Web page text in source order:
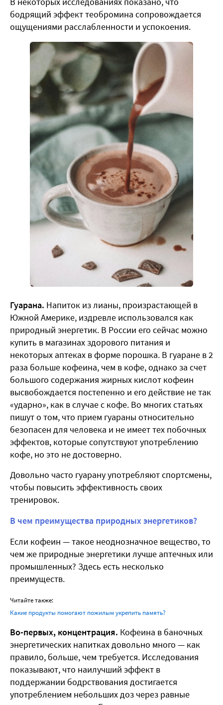
бодрящий эффект теобромина сопровождается
ощущениями расслабленности и успокоения.
Гуарана. Напиток из лианы, произрастающей в
Южной Америке, издревле использовался как
природный энергетик. В России его сейчас можно
купить в магазинах здорового питания и
некоторых аптеках в форме порошка. В гуаране в 2
раза больше кофеина, чем в кофе, однако за счет
большого содержания жирных кислот кофеин
высвобождается постепенно и его действие не так
«ударно», как в случае с кофе. Во многих статьях
пишут о том, что прием гуараны относительно
безопасен для человека и не имеет тех побочных
эффектов, которые сопутствуют употреблению
кофе, но это не достоверно.
Довольно часто гуарану употребляют спортсмены,
чтобы повысить эффективность своих
тренировок.
В чем преимущества природных энергетиков?
Если кофеин — такое неоднозначное вещество, то
чем же природные энергетики лучше аптечных или
промышленных? Здесь есть несколько
преимуществ.
Читайте также:
Какие продукты помогают пожилым укрепить память?
Во-первых, концентрация. Кофеина в баночных
энергетических напитках довольно много — как
правило, больше, чем требуется. Исследования
показывают, что наилучший эффект в
поддержании бодрствования достигается
употреблением небольших доз через равные